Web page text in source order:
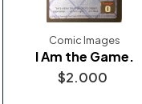
Comic Images
I Am the Game.
$2.000